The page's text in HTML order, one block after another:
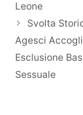
Leone
Svolta
Agesci
Esclusione
Sessuale